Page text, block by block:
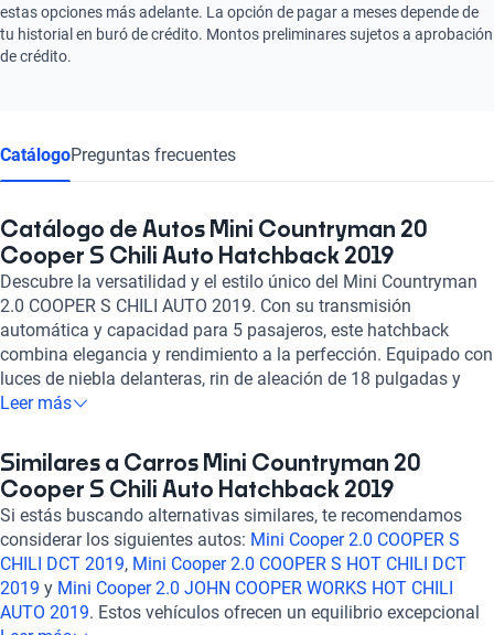
estas opciones más adelante. La opción de pagar a meses depende de
tu historial en buró de crédito. Montos preliminares sujetos a aprobación
de crédito.
CatálogoPreguntas frecuentes
Catálogo de Autos Mini Countryman 20
Cooper S Chili Auto Hatchback 2019
Descubre la versatilidad y el estilo único del Mini Countryman
2.0 COOPER S CHILI AUTO 2019. Con su transmisión
automática y capacidad para 5 pasajeros, este hatchback
combina elegancia y rendimiento a la perfección. Equipado con
luces de niebla delanteras, rin de aleación de 18 pulgadas y
neumáticos Run Flat, te brinda seguridad y comodidad en cada
ofrecen una aceleración estimada de 0 a 100 km/h en 7.4
segundos. Disfruta de tecnología de punta con pantalla táctil,
GPS, Apple CarPlay y control de crucero. Con 6 airbags, frenos
ABS y asistencia de frenado, tu seguridad es nuestra prioridad.
Experimenta el equilibrio perfecto entre potencia, confort y
seguridad con el Mini Countryman 2.0 COOPER S CHILI AUTO
2019. ¡Haz tuya esta experiencia única en Kavak!
Leer más
Similares a Carros Mini Countryman 20
Cooper S Chili Auto Hatchback 2019
Si estás buscando alternativas similares, te recomendamos
considerar los siguientes autos: Mini Cooper 2.0 COOPER S
CHILI DCT 2019, Mini Cooper 2.0 COOPER S HOT CHILI DCT
2019 y Mini Cooper 2.0 JOHN COOPER WORKS HOT CHILI
AUTO 2019. Estos vehículos ofrecen un equilibrio excepcional